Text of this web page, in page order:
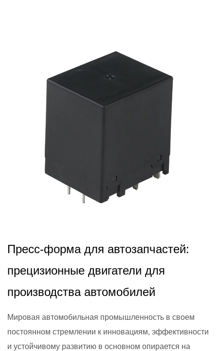
Пресс-форма для автозапчастей:
прецизионные двигатели для
производства автомобилей
Мировая автомобильная промышленность в своем
постоянном стремлении к инновациям, эффективности
и устойчивому развитию в основном опирается на